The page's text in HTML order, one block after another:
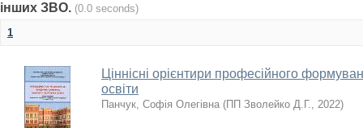
інших ЗВО. (0.0 seconds)
1
Ціннісні орієнтири професійного
освіти
Панчук, Софія Олегівна (ПП Зволейко Д.Г., 2022)